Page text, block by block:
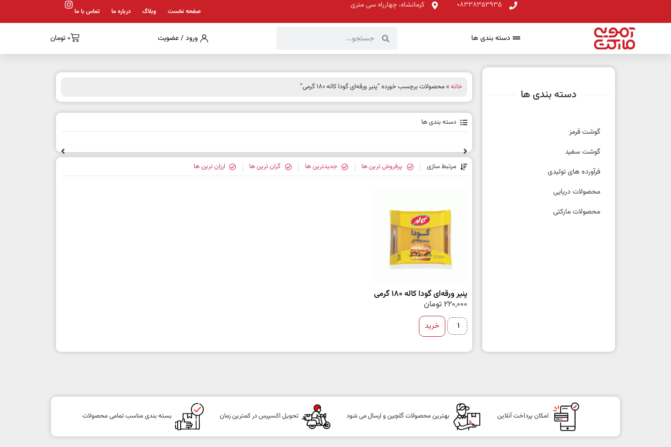
08338353935 کرمانشاه، چهارراه سی متری
صفحه نخست وبلاگ درباره ما تماس با ما
دسته بندی ها ورود / عضویت 0 تومان
دسته بندی ها
گوشت قرمز
گوشت سفید
فرآورده های تولیدی
محصولات دریایی
محصولات مارکتی
خانه» محصولات برچسب خورده “پنیر ورقه‌ای گودا کاله 180 گرمی”
دسته بندی ها
مرتبط سازی پرفروش ترین ها جدیدترین ها گران ترین ها ارزان ترین ها
پنیر ورقه‌ای گودا کاله 180 گرمی
220,000 تومان
خرید
امکان پرداخت آنلاین بهترین محصولات گلچین و ارسال می شود تحویل اکسپرس در کمترین زمان بسته بندی مناسب تمامی محصولات